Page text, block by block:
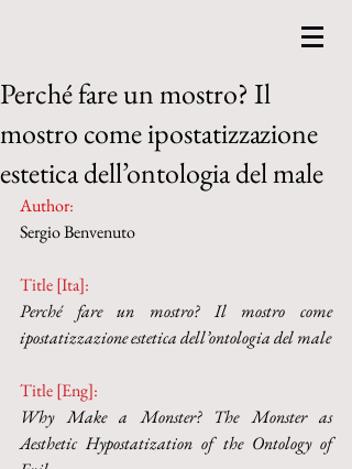
Perché fare un mostro? Il
mostro come ipostatizzazione
estetica dell’ontologia del male
Author:
Sergio Benvenuto
Title [Ita]:
Perché fare un mostro? Il mostro come
ipostatizzazione estetica dell’ontologia del male
Title [Eng]:
Why Make a Monster? The Monster as
Aesthetic Hypostatization of the Ontology of